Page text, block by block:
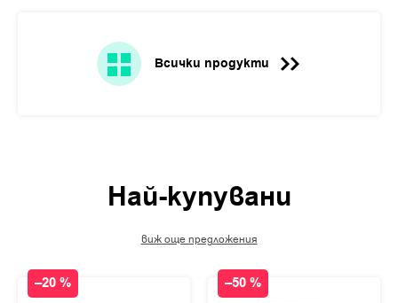
Всички продукти
Най-купувани
виж още предложения
–20 % –50 %